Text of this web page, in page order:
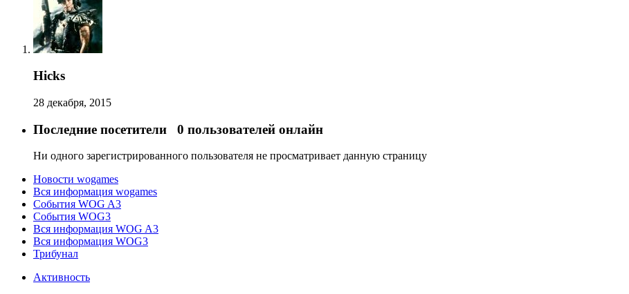
Hicks
28 декабря, 2015
Последние посетители 0 пользователей онлайн
Ни одного зарегистрированного пользователя не просматривает данную страницу
Новости wogames
Вся информация wogames
События WOG A3
События WOG3
Вся информация WOG A3
Вся информация WOG3
Трибунал
Активность